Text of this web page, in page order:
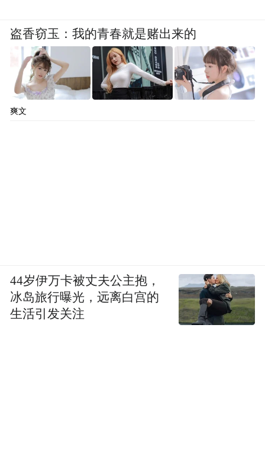
盗香窃玉：我的青春就是赌出来的
爽文
44岁伊万卡被丈夫公主抱，
冰岛旅行曝光，远离白宫的
生活引发关注